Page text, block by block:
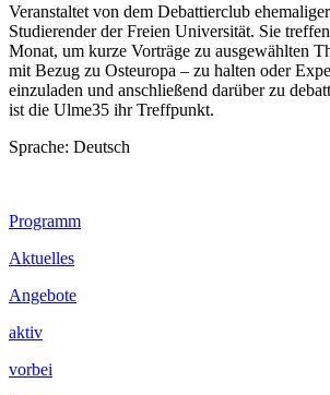
Veranstaltet von dem Debattierclub
Studierender der Freien Universität. Sie
Monat, um kurze Vorträge zu ausgewählten
mit Bezug zu Osteuropa – zu halten oder
einzuladen und anschließend darüber zu
ist die Ulme35 ihr Treffpunkt.
Sprache: Deutsch
Footer
Inhalt
Programm
Aktuelles
Angebote
aktiv
vorbei